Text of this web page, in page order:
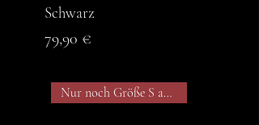
Schwarz
Preis
79,90 €
Nur noch Größe S auf Lager